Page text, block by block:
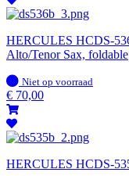
HERCULES HCDS-
Alto/Tenor Sax, foldable
Op
voorraad
Niet op voorraad
€ 70,00
HERCULES HCDS-